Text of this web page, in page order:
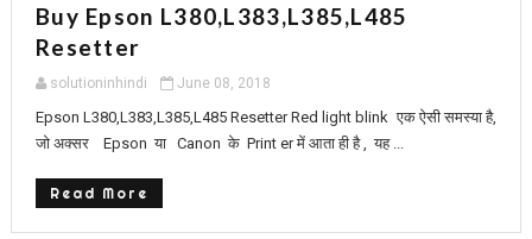
Buy Epson L380,L383,L385,L485
Resetter
solutioninhindi June 08, 2018
Epson L380,L383,L385,L485 Resetter Red light blink एक ऐसी समस्या है,
जो अक्सर Epson या Canon के Print er में आता ही है , यह ...
Read More